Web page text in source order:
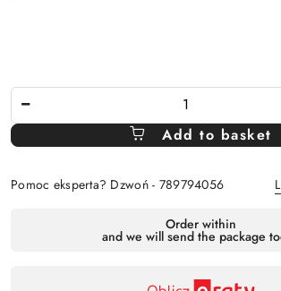
Of
Add to basket
Pomoc eksperta? Dzwoń - 789794056
Order within
and we will send the package